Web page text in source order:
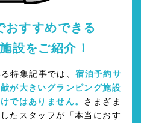
おすすめできる
設をご紹介！
特集記事では、宿泊予約サ
が大きいグランピング施設
ではありません。 さまざま
たスタッフが「本当におす